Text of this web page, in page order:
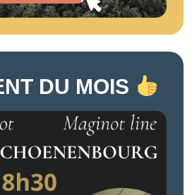
DU MOIS